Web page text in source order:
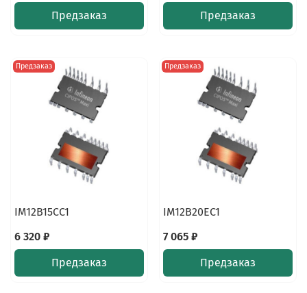
Предзаказ
Предзаказ
Предзаказ
IM12B15CC1
6 320 ₽
Предзаказ
Предзаказ
IM12B20EC1
7 065 ₽
Предзаказ